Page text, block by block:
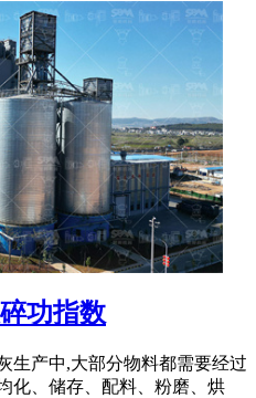
功指数
生产中,大部分物料都需要经过
化、储存、配料、粉磨、烘